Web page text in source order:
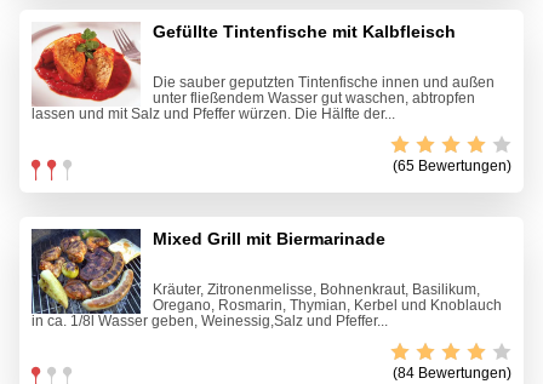
Gefüllte Tintenfische mit Kalbfleisch
Die sauber geputzten Tintenfische innen und außen
unter fließendem Wasser gut waschen, abtropfen
lassen und mit Salz und Pfeffer würzen. Die Hälfte der...
(65 Bewertungen)
Mixed Grill mit Biermarinade
Kräuter, Zitronenmelisse, Bohnenkraut, Basilikum,
Oregano, Rosmarin, Thymian, Kerbel und Knoblauch
in ca. 1/8l Wasser geben, Weinessig,Salz und Pfeffer...
(84 Bewertungen)